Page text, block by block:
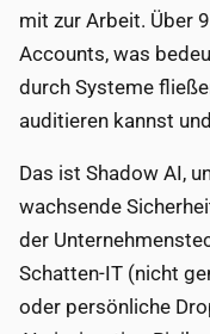
mit zur Arbeit. Über
Accounts, was
durch Systeme
auditieren kannst
Das ist Shadow AI,
wachsende
der
Schatten-IT (nicht
oder persönliche